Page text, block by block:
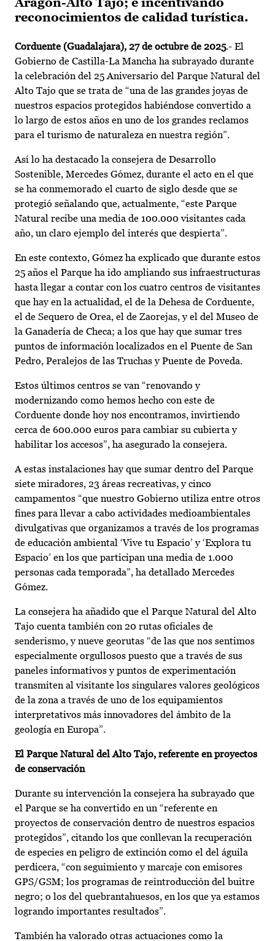
reconocimientos de calidad turística.
Corduente (Guadalajara), 27 de octubre de 2025.- El
Gobierno de Castilla-La Mancha ha subrayado durante
la celebración del 25 Aniversario del Parque Natural del
Alto Tajo que se trata de “una de las grandes joyas de
nuestros espacios protegidos habiéndose convertido a
lo largo de estos años en uno de los grandes reclamos
para el turismo de naturaleza en nuestra región”.
Así lo ha destacado la consejera de Desarrollo
Sostenible, Mercedes Gómez, durante el acto en el que
se ha conmemorado el cuarto de siglo desde que se
protegió señalando que, actualmente, “este Parque
Natural recibe una media de 100.000 visitantes cada
año, un claro ejemplo del interés que despierta”.
En este contexto, Gómez ha explicado que durante estos
25 años el Parque ha ido ampliando sus infraestructuras
hasta llegar a contar con los cuatro centros de visitantes
que hay en la actualidad, el de la Dehesa de Corduente,
el de Sequero de Orea, el de Zaorejas, y el del Museo de
la Ganadería de Checa; a los que hay que sumar tres
puntos de información localizados en el Puente de San
Pedro, Peralejos de las Truchas y Puente de Poveda.
Estos últimos centros se van “renovando y
modernizando como hemos hecho con este de
Corduente donde hoy nos encontramos, invirtiendo
cerca de 600.000 euros para cambiar su cubierta y
habilitar los accesos”, ha asegurado la consejera.
A estas instalaciones hay que sumar dentro del Parque
siete miradores, 23 áreas recreativas, y cinco
campamentos “que nuestro Gobierno utiliza entre otros
fines para llevar a cabo actividades medioambientales
divulgativas que organizamos a través de los programas
de educación ambiental ‘Vive tu Espacio’ y ‘Explora tu
Espacio’ en los que participan una media de 1.000
personas cada temporada”, ha detallado Mercedes
Gómez.
La consejera ha añadido que el Parque Natural del Alto
Tajo cuenta también con 20 rutas oficiales de
senderismo, y nueve georutas “de las que nos sentimos
especialmente orgullosos puesto que a través de sus
paneles informativos y puntos de experimentación
transmiten al visitante los singulares valores geológicos
de la zona a través de uno de los equipamientos
interpretativos más innovadores del ámbito de la
geología en Europa”.
El Parque Natural del Alto Tajo, referente en proyectos
de conservación
Durante su intervención la consejera ha subrayado que
el Parque se ha convertido en un “referente en
proyectos de conservación dentro de nuestros espacios
protegidos”, citando los que conllevan la recuperación
de especies en peligro de extinción como el del águila
perdicera, “con seguimiento y marcaje con emisores
GPS/GSM; los programas de reintroducción del buitre
negro; o los del quebrantahuesos, en los que ya estamos
logrando importantes resultados”.
También ha valorado otras actuaciones como la